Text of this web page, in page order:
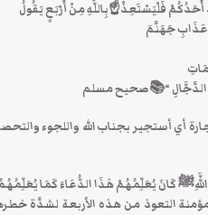
فَلْيَسْتَعِذْ☝بِاللَّهِ مِنْ أَرْبَعٍ يَقُولُ
أي أستجير بجناب الله واللجوء
كَانَ يُعَلِّمُهُمْ هَذَا الدُّعَاءَ كَمَا
التعوذ من هذه الأربعة لشدَّة